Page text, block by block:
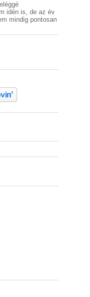
idén is, de az év
mindig pontosan